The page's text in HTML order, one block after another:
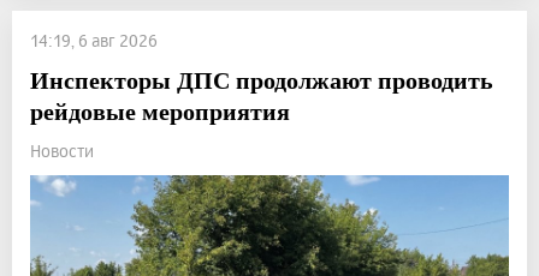
14:19, 6 авг 2026
Инспекторы ДПС продолжают проводить
рейдовые мероприятия
Новости